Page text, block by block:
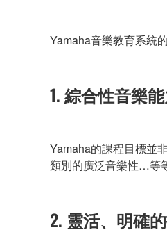
Yamaha音樂教育系統
1. 綜合性音樂
Yamaha的課程目標並
類別的廣泛音樂性…等
2. 靈活、明確